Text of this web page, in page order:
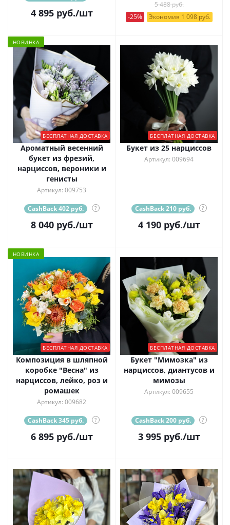
4 895руб./шт
5 488 руб.
-25%
Экономия 1 098 руб.
НОВИНКА
БЕСПЛАТНАЯ ДОСТАВКА
Ароматный весенний
букет из фрезий,
нарциссов, вероники и
генисты
Артикул: 009753
CashBack 402 руб. ?
8 040руб./шт
БЕСПЛАТНАЯ ДОСТАВКА
Букет из 25 нарциссов
Артикул: 009694
CashBack 210 руб. ?
4 190руб./шт
НОВИНКА
БЕСПЛАТНАЯ ДОСТАВКА
Композиция в шляпной
коробке "Весна" из
нарциссов, лейко, роз и
ромашек
Артикул: 009682
CashBack 345 руб. ?
6 895руб./шт
БЕСПЛАТНАЯ ДОСТАВКА
Букет "Мимозка" из
нарциссов, диантусов и
мимозы
Артикул: 009655
CashBack 200 руб. ?
3 995руб./шт